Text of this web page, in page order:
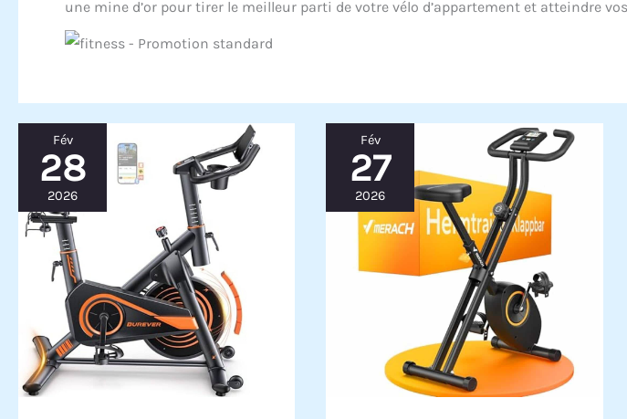
une mine d’or pour tirer le meilleur parti de votre vélo d’appartement et atteindre
Fév
28
2026
Fév
27
2026